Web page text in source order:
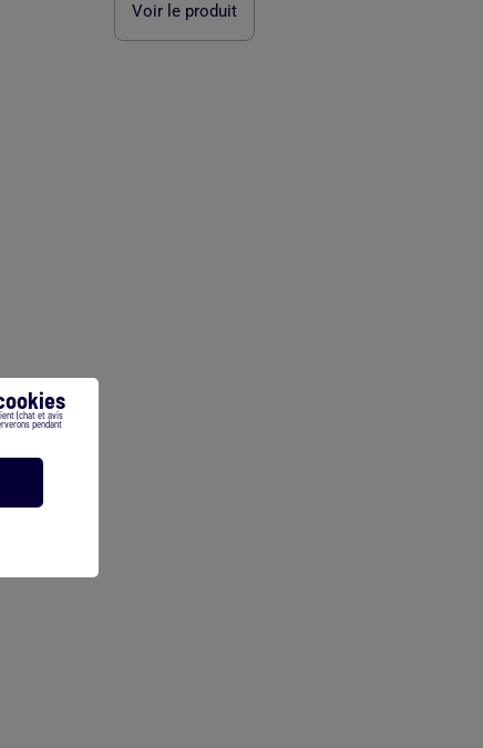
(chat et avis
pendant
Voir le produit